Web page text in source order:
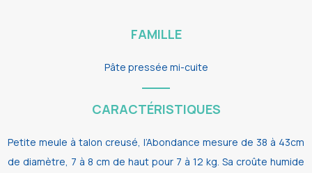
FAMILLE
Pâte pressée mi-cuite
CARACTÉRISTIQUES
Petite meule à talon creusé, l’Abondance mesure de 38 à 43cm
de diamètre, 7 à 8 cm de haut pour 7 à 12 kg. Sa croûte humide